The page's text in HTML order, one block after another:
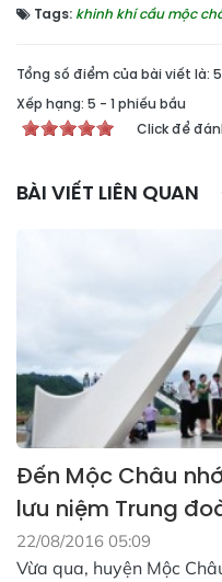
Tags: khinh khí cầu mộc
Tổng số điểm của bài viết là:
Xếp hạng: 5 - 1 phiếu bầu
Click để
BÀI VIẾT LIÊN QUAN
Đến Mộc Châu
lưu niệm Trung
22/08/2016 05:09
Vừa qua, huyện Mộc